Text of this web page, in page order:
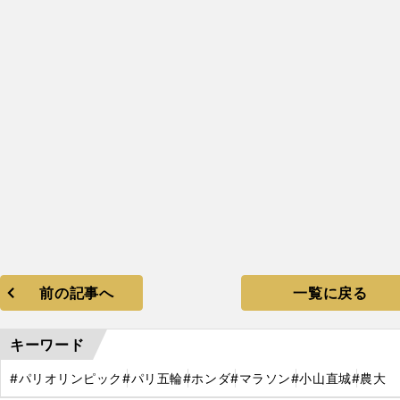
前の記事へ 一覧に戻る
キーワード
#パリオリンピック#パリ五輪#ホンダ#マラソン#小山直城#農大